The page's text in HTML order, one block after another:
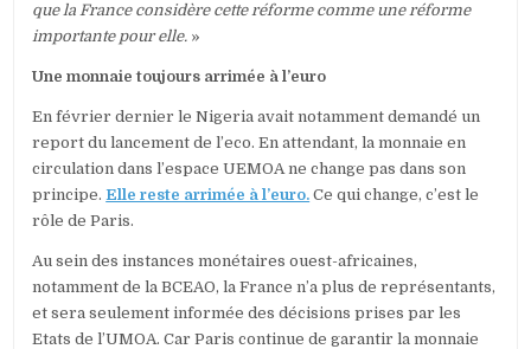
que la France considère cette réforme comme une réforme
importante pour elle. »
Une monnaie toujours arrimée à l’euro
En février dernier le Nigeria avait notamment demandé un
report du lancement de l’eco. En attendant, la monnaie en
circulation dans l’espace UEMOA ne change pas dans son
principe.Elle reste arrimée à l’euro. Ce qui change, c’est le
rôle de Paris.
Au sein des instances monétaires ouest-africaines,
notamment de la BCEAO, la France n’a plus de représentants,
et sera seulement informée des décisions prises par les
Etats de l’UMOA. Car Paris continue de garantir la monnaie